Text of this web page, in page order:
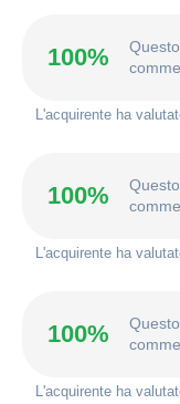
100%
L'acquirente ha
100%
L'acquirente ha
100%
L'acquirente ha